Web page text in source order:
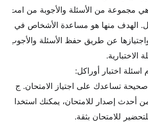
هي مجموعة من الأسئلة والأجوبة من امت
الهدف منها هو مساعدة الأشخاص في
عن طريق حفظ الأسئلة والأجوب
الاختبارية.
اسئلة اختبار أوراكل:
صحيحة تساعدك على اجتياز الامتحان. ج
أحدث إصدار للامتحان، يمكنك استخدا
للامتحان بثقة.